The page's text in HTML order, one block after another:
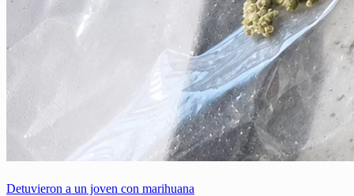
Detuvieron a un joven con marihuana